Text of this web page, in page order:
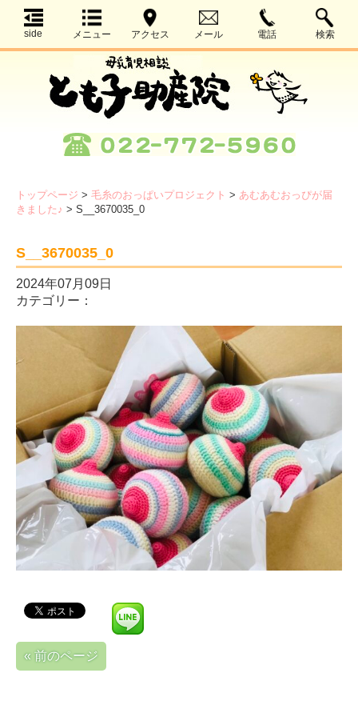
side メニュー アクセス メール 電話 検索
トップページ > 毛糸のおっぱいプロジェクト > あむあむおっぴが届
きました♪ > S__3670035_0
S__3670035_0
2024年07月09日
カテゴリー：
« 前のページ